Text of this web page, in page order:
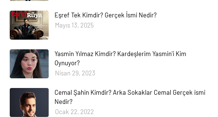
Eşref Tek Kimdir? Gerçek İsmi Nedir?
Mayıs 13, 2025
Yasmin Yılmaz Kimdir? Kardeşlerim Yasmin'i Kim
Oynuyor?
Nisan 29, 2023
Cemal Şahin Kimdir? Arka Sokaklar Cemal Gerçek ismi
Nedir?
Ocak 22, 2022